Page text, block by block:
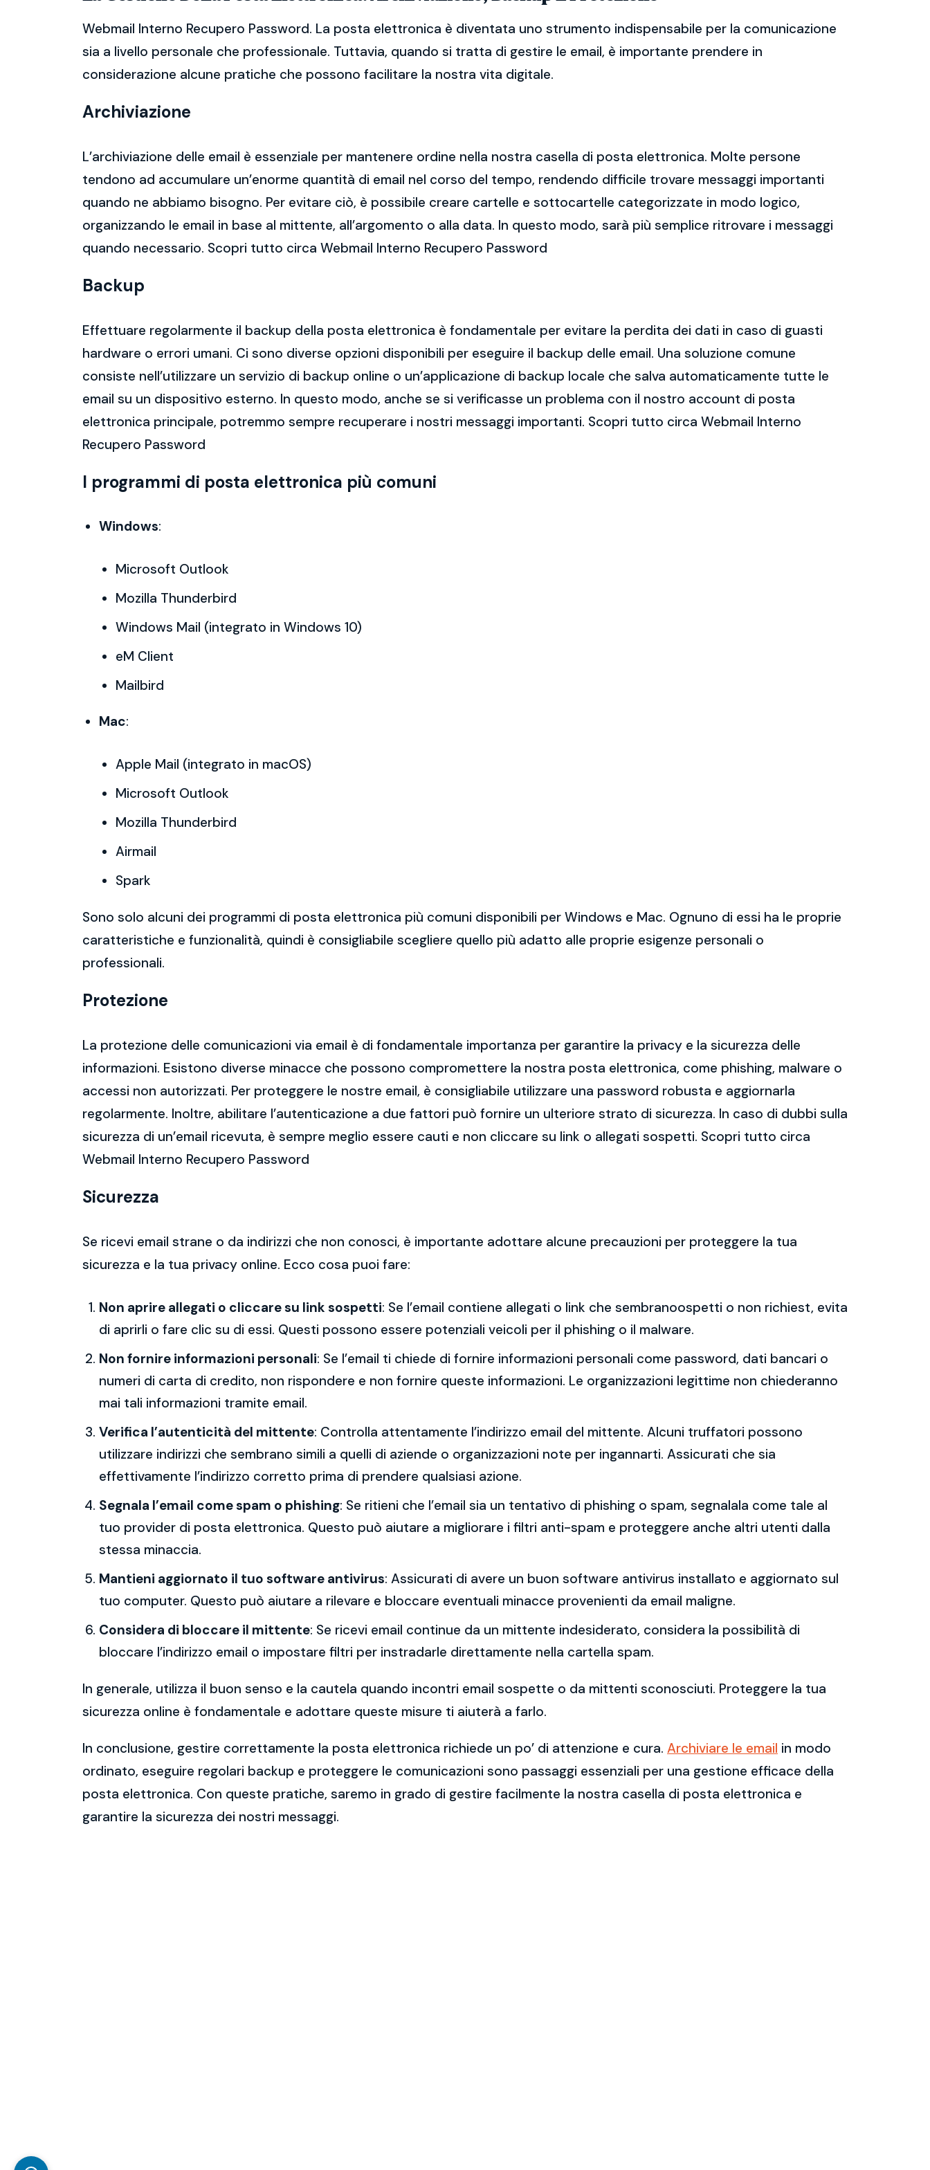
Webmail Interno Recupero Password. La posta elettronica è diventata uno strumento indispensabile per la comunicazione
sia a livello personale che professionale. Tuttavia, quando si tratta di gestire le email, è importante prendere in
considerazione alcune pratiche che possono facilitare la nostra vita digitale.
Archiviazione
L’archiviazione delle email è essenziale per mantenere ordine nella nostra casella di posta elettronica. Molte persone
tendono ad accumulare un’enorme quantità di email nel corso del tempo, rendendo difficile trovare messaggi importanti
quando ne abbiamo bisogno. Per evitare ciò, è possibile creare cartelle e sottocartelle categorizzate in modo logico,
organizzando le email in base al mittente, all’argomento o alla data. In questo modo, sarà più semplice ritrovare i messaggi
quando necessario. Scopri tutto circa Webmail Interno Recupero Password
Backup
Effettuare regolarmente il backup della posta elettronica è fondamentale per evitare la perdita dei dati in caso di guasti
hardware o errori umani. Ci sono diverse opzioni disponibili per eseguire il backup delle email. Una soluzione comune
consiste nell’utilizzare un servizio di backup online o un’applicazione di backup locale che salva automaticamente tutte le
email su un dispositivo esterno. In questo modo, anche se si verificasse un problema con il nostro account di posta
elettronica principale, potremmo sempre recuperare i nostri messaggi importanti. Scopri tutto circa Webmail Interno
Recupero Password
I programmi di posta elettronica più comuni
Windows:
Microsoft Outlook
Mozilla Thunderbird
Windows Mail (integrato in Windows 10)
eM Client
Mailbird
Mac:
Apple Mail (integrato in macOS)
Microsoft Outlook
Mozilla Thunderbird
Airmail
Spark
Sono solo alcuni dei programmi di posta elettronica più comuni disponibili per Windows e Mac. Ognuno di essi ha le proprie
caratteristiche e funzionalità, quindi è consigliabile scegliere quello più adatto alle proprie esigenze personali o
professionali.
Protezione
La protezione delle comunicazioni via email è di fondamentale importanza per garantire la privacy e la sicurezza delle
informazioni. Esistono diverse minacce che possono compromettere la nostra posta elettronica, come phishing, malware o
accessi non autorizzati. Per proteggere le nostre email, è consigliabile utilizzare una password robusta e aggiornarla
regolarmente. Inoltre, abilitare l’autenticazione a due fattori può fornire un ulteriore strato di sicurezza. In caso di dubbi sulla
sicurezza di un’email ricevuta, è sempre meglio essere cauti e non cliccare su link o allegati sospetti. Scopri tutto circa
Webmail Interno Recupero Password
Sicurezza
Se ricevi email strane o da indirizzi che non conosci, è importante adottare alcune precauzioni per proteggere la tua
sicurezza e la tua privacy online. Ecco cosa puoi fare:
Non aprire allegati o cliccare su link sospetti: Se l’email contiene allegati o link che sembranoospetti o non richiest, evita
di aprirli o fare clic su di essi. Questi possono essere potenziali veicoli per il phishing o il malware.
Non fornire informazioni personali: Se l’email ti chiede di fornire informazioni personali come password, dati bancari o
numeri di carta di credito, non rispondere e non fornire queste informazioni. Le organizzazioni legittime non chiederanno
mai tali informazioni tramite email.
Verifica l’autenticità del mittente: Controlla attentamente l’indirizzo email del mittente. Alcuni truffatori possono
utilizzare indirizzi che sembrano simili a quelli di aziende o organizzazioni note per ingannarti. Assicurati che sia
effettivamente l’indirizzo corretto prima di prendere qualsiasi azione.
Segnala l’email come spam o phishing: Se ritieni che l’email sia un tentativo di phishing o spam, segnalala come tale al
tuo provider di posta elettronica. Questo può aiutare a migliorare i filtri anti-spam e proteggere anche altri utenti dalla
stessa minaccia.
Mantieni aggiornato il tuo software antivirus: Assicurati di avere un buon software antivirus installato e aggiornato sul
tuo computer. Questo può aiutare a rilevare e bloccare eventuali minacce provenienti da email maligne.
Considera di bloccare il mittente: Se ricevi email continue da un mittente indesiderato, considera la possibilità di
bloccare l’indirizzo email o impostare filtri per instradarle direttamente nella cartella spam.
In generale, utilizza il buon senso e la cautela quando incontri email sospette o da mittenti sconosciuti. Proteggere la tua
sicurezza online è fondamentale e adottare queste misure ti aiuterà a farlo.
In conclusione, gestire correttamente la posta elettronica richiede un po’ di attenzione e cura. Archiviare le email in modo
ordinato, eseguire regolari backup e proteggere le comunicazioni sono passaggi essenziali per una gestione efficace della
posta elettronica. Con queste pratiche, saremo in grado di gestire facilmente la nostra casella di posta elettronica e
garantire la sicurezza dei nostri messaggi.